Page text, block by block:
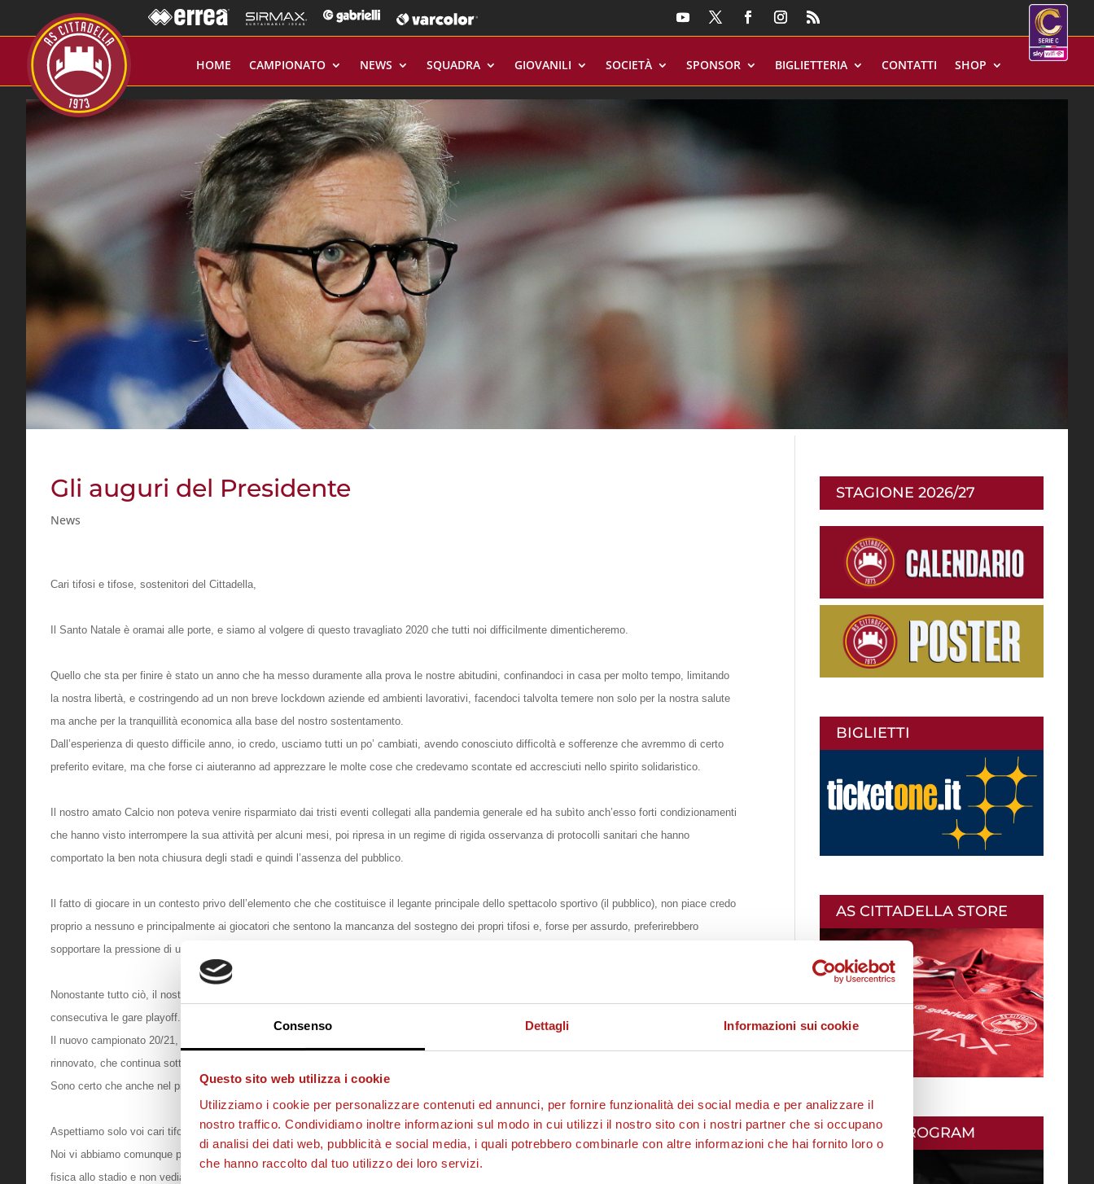
Consenso Dettagli Informazioni sui cookie
Questo sito web utilizza i cookie
Utilizziamo i cookie per personalizzare contenuti ed annunci, per fornire funzionalità dei social media e per analizzare il
nostro traffico. Condividiamo inoltre informazioni sul modo in cui utilizzi il nostro sito con i nostri partner che si occupano
di analisi dei dati web, pubblicità e social media, i quali potrebbero combinarle con altre informazioni che hai fornito loro o
che hanno raccolto dal tuo utilizzo dei loro servizi.
HOME CAMPIONATO NEWS SQUADRA GIOVANILI SOCIETÀ SPONSOR BIGLIETTERIA CONTATTI SHOP
Gli auguri del Presidente
News
Cari tifosi e tifose, sostenitori del Cittadella,
Il Santo Natale è oramai alle porte, e siamo al volgere di questo travagliato 2020 che tutti noi difficilmente dimenticheremo.
Quello che sta per finire è stato un anno che ha messo duramente alla prova le nostre abitudini, confinandoci in casa per molto tempo, limitando
la nostra libertà, e costringendo ad un non breve lockdown aziende ed ambienti lavorativi, facendoci talvolta temere non solo per la nostra salute
ma anche per la tranquillità economica alla base del nostro sostentamento.
Dall’esperienza di questo difficile anno, io credo, usciamo tutti un po’ cambiati, avendo conosciuto difficoltà e sofferenze che avremmo di certo
preferito evitare, ma che forse ci aiuteranno ad apprezzare le molte cose che credevamo scontate ed accresciuti nello spirito solidaristico.
Il nostro amato Calcio non poteva venire risparmiato dai tristi eventi collegati alla pandemia generale ed ha subìto anch’esso forti condizionamenti
che hanno visto interrompere la sua attività per alcuni mesi, poi ripresa in un regime di rigida osservanza di protocolli sanitari che hanno
comportato la ben nota chiusura degli stadi e quindi l’assenza del pubblico.
Il fatto di giocare in un contesto privo dell’elemento che che costituisce il legante principale dello spettacolo sportivo (il pubblico), non piace credo
proprio a nessuno e principalmente ai giocatori che sentono la mancanza del sostegno dei propri tifosi e, forse per assurdo, preferirebbero
sopportare la pressione di un pubblico avversario piuttosto che giocare in un ambiente surreale ed asettico come quello attuale.
Nonostante tutto ciò, il nostro grande Cittadella nel 2020 è riuscito ancora una volta a mettersi in mostra raggiungendo per la quarta volta
consecutiva le gare playoff.
Il nuovo campionato 20/21, iniziato con ampio ritardo rispetto al solito, ci vede ancora protagonisti ad ottimi livelli, con un organico, in buona parte
rinnovato, che continua sotto la guida esperta di Venturato ad offrirci un bellissimo calcio.
Sono certo che anche nel prossimo anno il Citta non mancherà di darci delle belle grandi soddisfazioni come da tempo ci ha abituato.
Aspettiamo solo voi cari tifosi
Noi vi abbiamo comunque percepito nelle tante manifestazioni di sostegno che avete dato alla nostra squadra, anche se non con la presenza
fisica allo stadio e non vediamo l’ora di vedervi ancora più numerosi di prima qui al Tombolato.
STAGIONE 2026/27
BIGLIETTI
AS CITTADELLA STORE
MATCH PROGRAM